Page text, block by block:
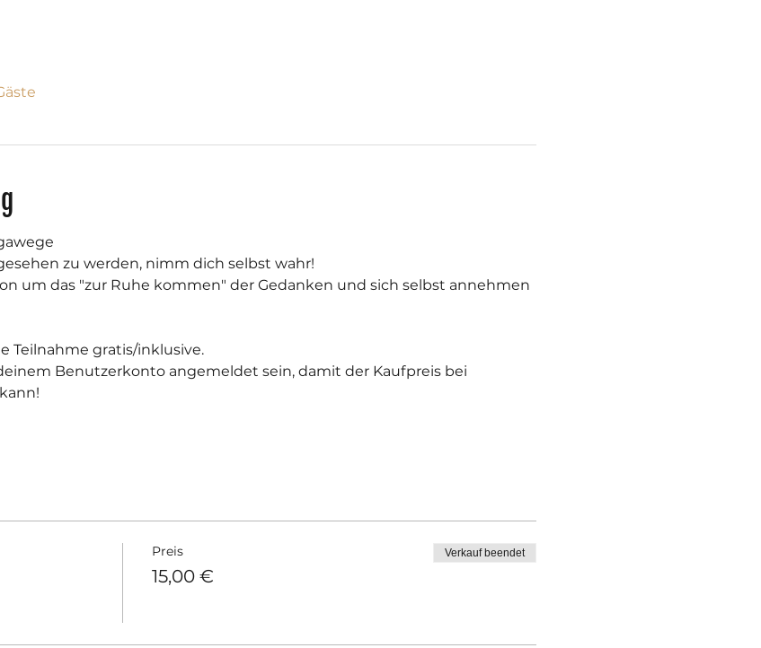
zu werden, nimm dich selbst wahr!
um das "zur Ruhe kommen" der Gedanken und sich selbst annehmen
Teilnahme gratis/inklusive.
Benutzerkonto angemeldet sein, damit der Kaufpreis bei
Preis
15,00 €
Verkauf beendet